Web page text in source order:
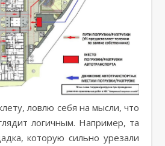
ловлю себя на мысли, что
логичным. Например, та
которую сильно урезали